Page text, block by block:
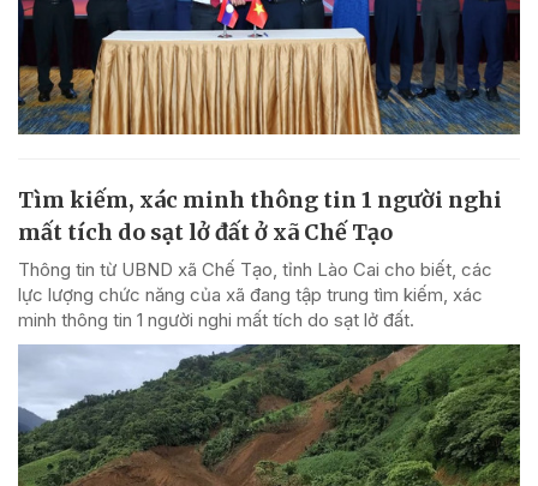
Tìm kiếm, xác minh thông tin 1 người nghi
mất tích do sạt lở đất ở xã Chế Tạo
Thông tin từ UBND xã Chế Tạo, tỉnh Lào Cai cho biết, các
lực lượng chức năng của xã đang tập trung tìm kiếm, xác
minh thông tin 1 người nghi mất tích do sạt lở đất.